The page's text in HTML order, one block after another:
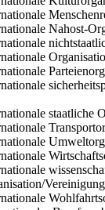
Nahost-
staatliche
Vereinigung